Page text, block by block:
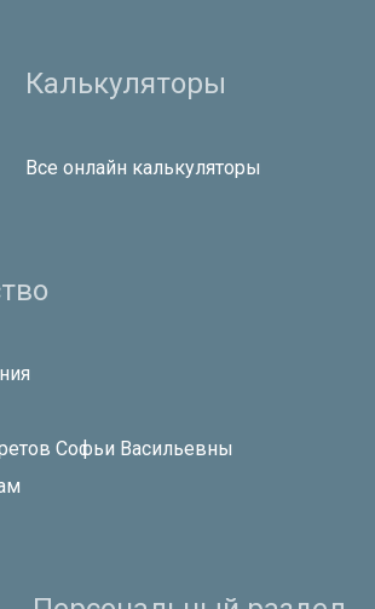
Калькуляторы
Все онлайн калькуляторы
Софьи Васильевны